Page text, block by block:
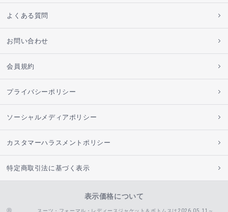
よくある質問
お問い合わせ
会員規約
プライバシーポリシー
ソーシャルメディアポリシー
カスタマーハラスメントポリシー
特定商取引法に基づく表示
表示価格について
スーツ・フォーマル・レディースジャケット＆ボトムスは2026.05.11～